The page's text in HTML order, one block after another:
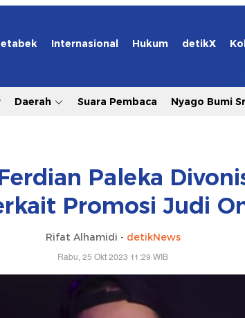
Internasional Hukum detikX
Daerah Suara Pembaca Nyago Bumi
Paleka
Promosi Judi
Rifat Alhamidi - detikNews
Rabu, 25 Okt 2023 11:29 WIB